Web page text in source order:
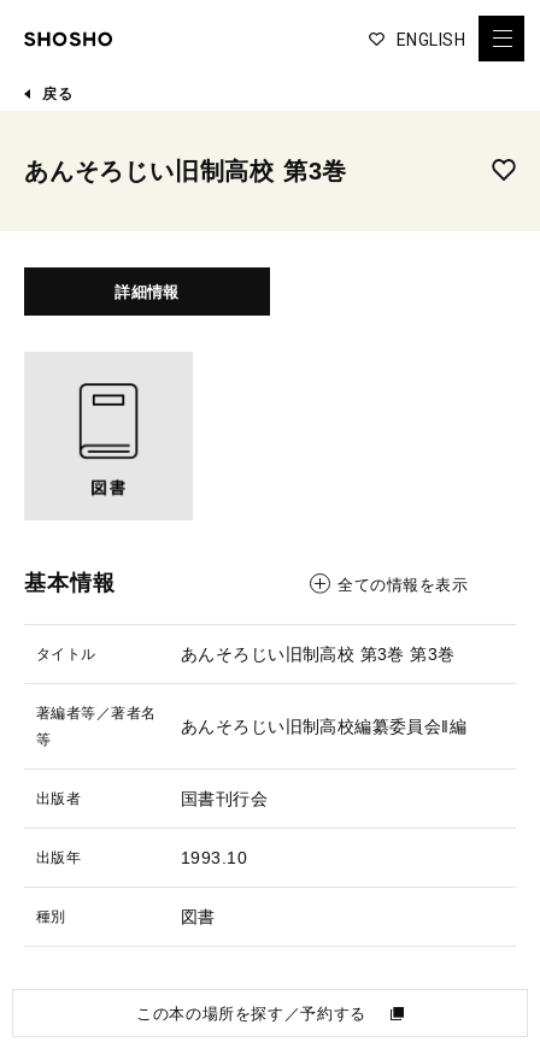
ENGLISH
戻る
あんそろじい旧制高校 第3巻
詳細情報
基本情報 全ての情報を表示
タイトル あんそろじい旧制高校 第3巻 第3巻
著編者等／著者名
等
あんそろじい旧制高校編纂委員会‖編
出版者 国書刊行会
出版年 1993.10
種別 図書
この本の場所を探す／予約する